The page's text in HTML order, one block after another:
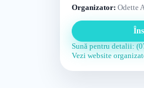
Organizator: Odette
Sună pentru detalii:
Vezi website